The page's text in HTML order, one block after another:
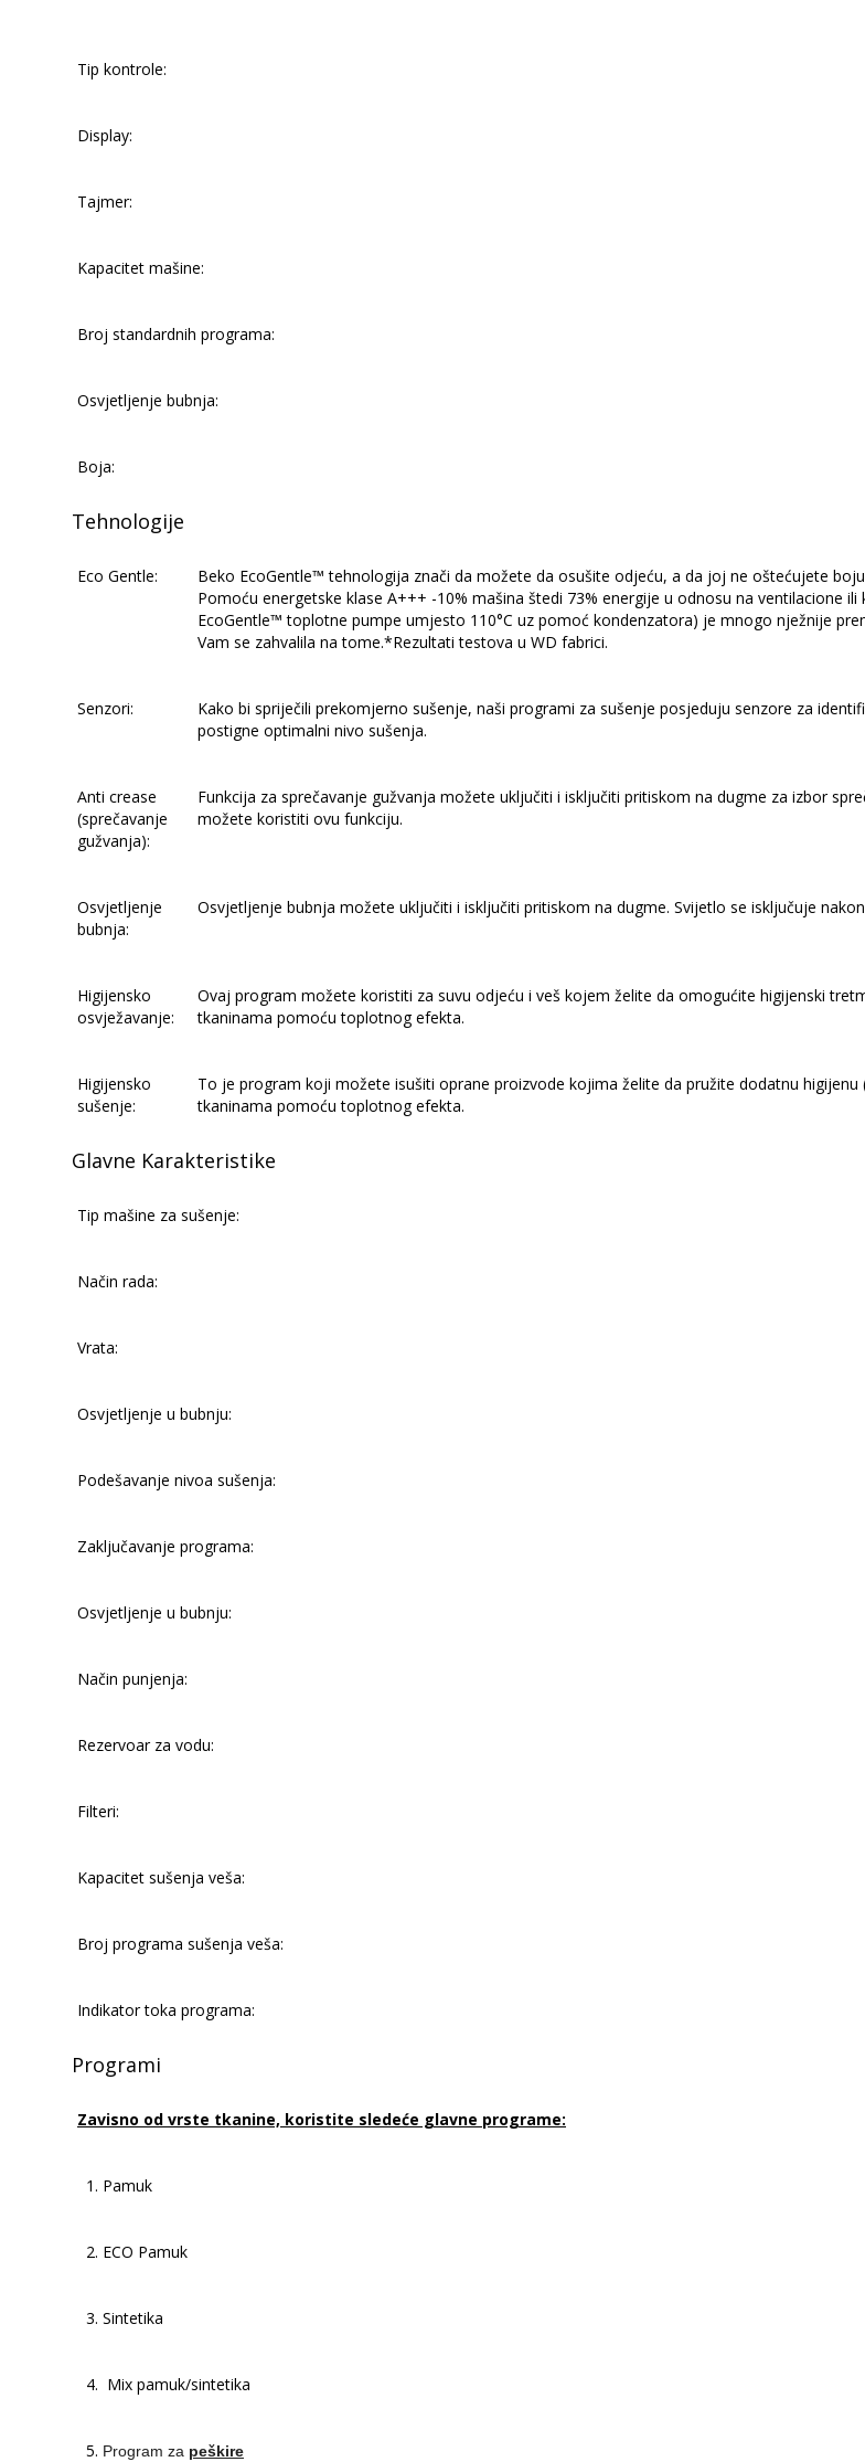
Tip kontrole:
Display:
Tajmer:
Kapacitet mašine:
Broj standardnih programa:
Osvjetljenje bubnja:
Boja:
Tehnologije
Eco Gentle:
Beko EcoGentle™ tehnologija znači da možete da osušite odjeću, a da joj ne oštećujete
Pomoću energetske klase A+++ -10% mašina štedi 73% energije u odnosu na ventilacione
EcoGentle™ toplotne pumpe umjesto 110°C uz pomoć kondenzatora) je mnogo nježnije
Vam se zahvalila na tome.*Rezultati testova u WD fabrici.
Senzori:
Kako bi spriječili prekomjerno sušenje, naši programi za sušenje posjeduju senzore za
postigne optimalni nivo sušenja.
Anti crease
(sprečavanje
gužvanja):
Funkcija za sprečavanje gužvanja možete uključiti i isključiti pritiskom na dugme za izbor
možete koristiti ovu funkciju.
Osvjetljenje
bubnja:
Osvjetljenje bubnja možete uključiti i isključiti pritiskom na dugme. Svijetlo se isključuje
Higijensko
osvježavanje:
Ovaj program možete koristiti za suvu odjeću i veš kojem želite da omogućite higijenski
tkaninama pomoću toplotnog efekta.
Higijensko
sušenje:
To je program koji možete isušiti oprane proizvode kojima želite da pružite dodatnu
tkaninama pomoću toplotnog efekta.
Glavne Karakteristike
Tip mašine za sušenje:
Način rada:
Vrata:
Osvjetljenje u bubnju:
Podešavanje nivoa sušenja:
Zaključavanje programa:
Osvjetljenje u bubnju:
Način punjenja:
Rezervoar za vodu:
Filteri:
Kapacitet sušenja veša:
Broj programa sušenja veša:
Indikator toka programa:
Programi
Zavisno od vrste tkanine, koristite sledeće glavne programe:
1. Pamuk
2. ECO Pamuk
3. Sintetika
4. Mix pamuk/sintetika
5. Program za peškire